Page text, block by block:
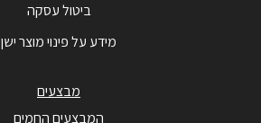
ביטול עסקה
מידע על פינוי מוצר ישן
מבצעים
המבצעים החמים